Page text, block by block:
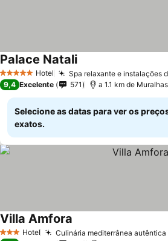
5 Estrelas Hotel Spa relaxante e instalações
Palace Natali
9,4 Excelente 571 a 1.1 km de
Selecione as datas para ver os
exatos.
3 EstrelasHotel Culinária mediterrânea autêntica
Villa Amfora